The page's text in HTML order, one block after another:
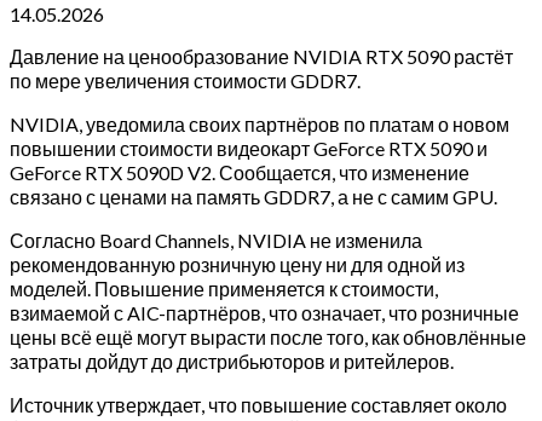
14.05.2026
Давление на ценообразование NVIDIA RTX 5090 растёт
по мере увеличения стоимости GDDR7.
NVIDIA, уведомила своих партнёров по платам о новом
повышении стоимости видеокарт GeForce RTX 5090 и
GeForce RTX 5090D V2. Сообщается, что изменение
связано с ценами на память GDDR7, а не с самим GPU.
Согласно Board Channels, NVIDIA не изменила
рекомендованную розничную цену ни для одной из
моделей. Повышение применяется к стоимости,
взимаемой с AIC-партнёров, что означает, что розничные
цены всё ещё могут вырасти после того, как обновлённые
затраты дойдут до дистрибьюторов и ритейлеров.
Источник утверждает, что повышение составляет около